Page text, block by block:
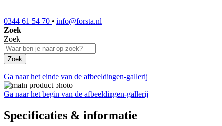
0344 61 54 70 • info@forsta.nl
Zoek
Zoek
Zoek
Ga naar het einde van de afbeeldingen-gallerij
Ga naar het begin van de afbeeldingen-gallerij
Specificaties & informatie